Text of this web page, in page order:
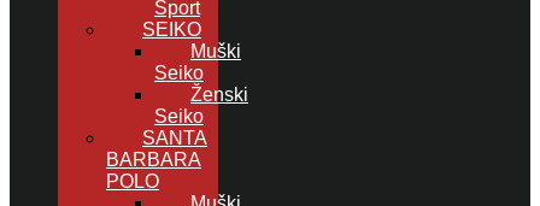
Sport
SEIKO
Muški
Seiko
Ženski
Seiko
SANTA
BARBARA
POLO